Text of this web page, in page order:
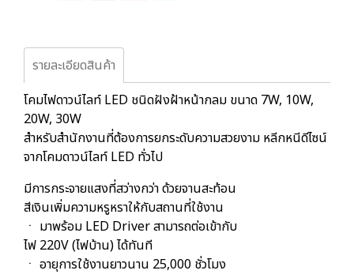
รายละเอียดสินค้า
โคมไฟดาวน์ไลท์ LED ชนิดฝังฝ้าหน้ากลม ขนาด 7W, 10W,
20W, 30W
สําหรับสํานักงานที่ต้องการยกระดับความสวยงาม หลีกหนีดีไซน์
จากโคมดาวน์ไลท์ LED ทั่วไป
มีการกระจายแสงที่สว่างกว่า ด้วยจานสะท้อน
สีเงินเพิ่มความหรูหราให้กับสถานที่ใช้งาน
ㆍ มาพร้อม LED Driver สามารถต่อเข้ากับ
ไฟ 220V (ไฟบ้าน) ได้ทันที
ㆍ อายุการใช้งานยาวนาน 25,000 ชั่วโมง